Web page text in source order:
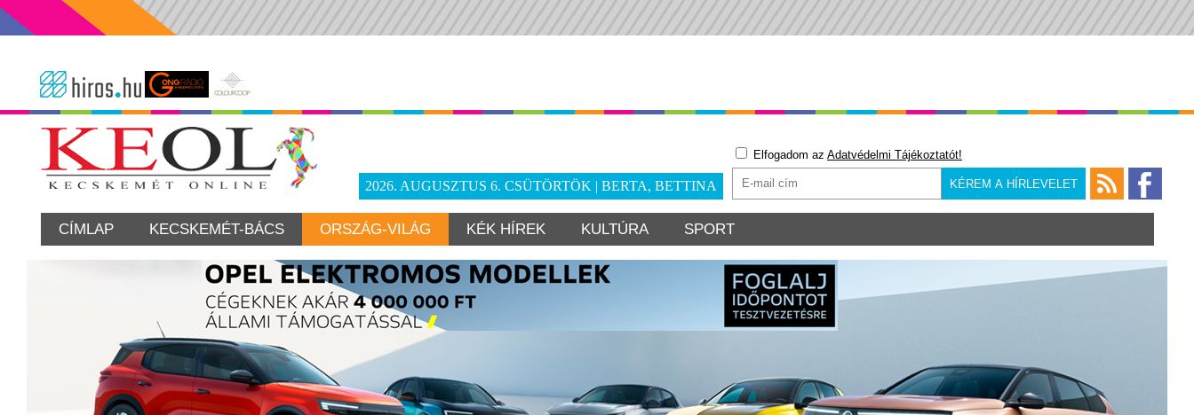
2026. AUGUSZTUS 6. CSÜTÖRTÖK | BERTA, BETTINA
Elfogadom az Adatvédelmi Tájékoztatót!
CÍMLAP KECSKEMÉT-BÁCS ORSZÁG-VILÁG KÉK HÍREK KULTÚRA SPORT